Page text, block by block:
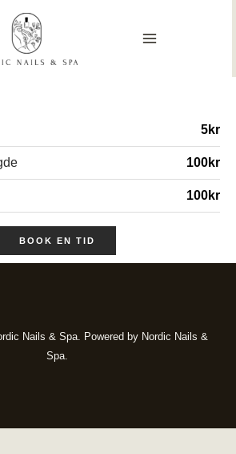
MENU
5kr
100kr
100kr
BOOK EN TID
Nails & Spa. Powered by Nordic Nails &
Spa.